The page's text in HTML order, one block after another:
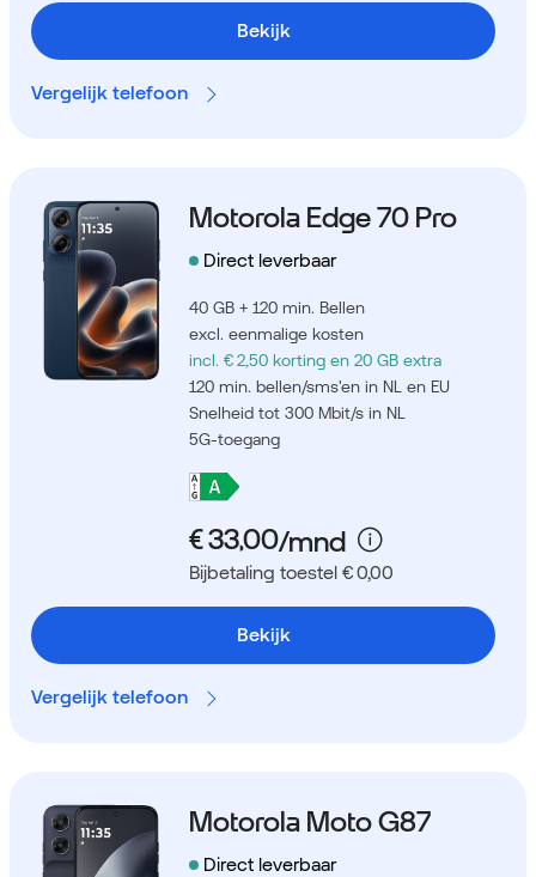
Bekijk
Vergelijk telefoon
Motorola Edge 70 Pro
Direct leverbaar
40 GB + 120 min. Bellen
excl. eenmalige kosten
incl. € 2,50 korting en 20 GB extra
120 min. bellen/sms'en in NL en EU
Snelheid tot 300 Mbit/s in NL
5G-toegang
Bijbetaling toestel € 0,00
Bekijk
Vergelijk telefoon
Motorola Moto G87
Direct leverbaar